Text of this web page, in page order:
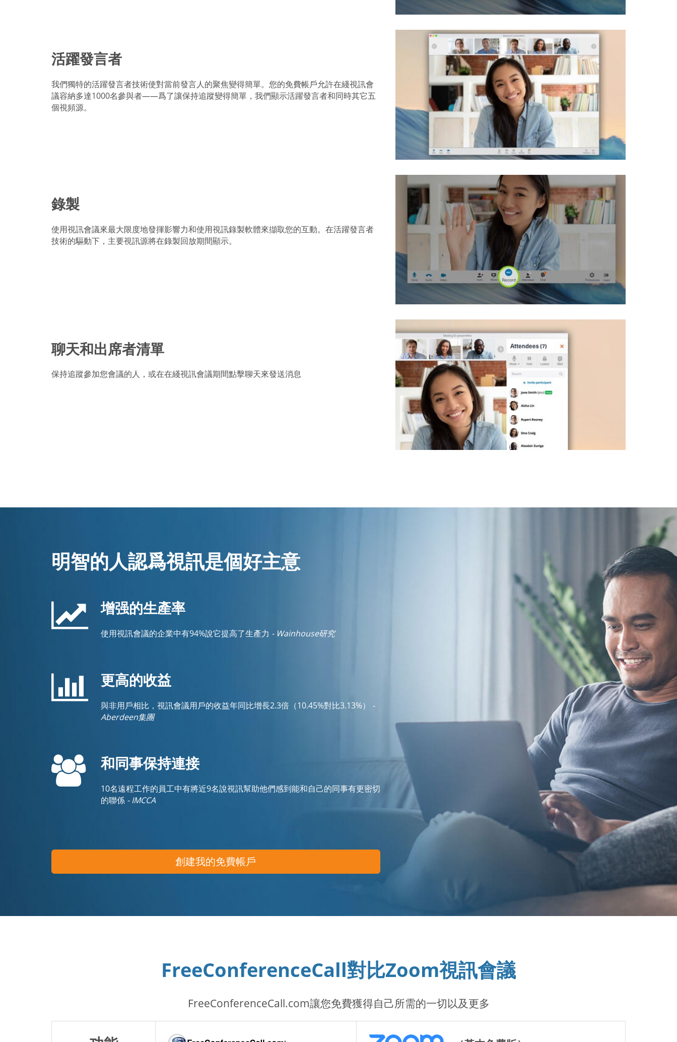
活躍發言者
我們獨特的活躍發言者技術使對當前發言人的聚焦變得簡單。您的免費帳戶允許在綫視訊會
議容納多達1000名參與者——爲了讓保持追蹤變得簡單，我們顯示活躍發言者和同時其它五
個視頻源。
錄製
使用視訊會議來最大限度地發揮影響力和使用視訊錄製軟體來擷取您的互動。在活躍發言者
技術的驅動下，主要視訊源將在錄製回放期間顯示。
聊天和出席者清單
保持追蹤參加您會議的人，或在在綫視訊會議期間點擊聊天來發送消息
明智的人認爲視訊是個好主意
增强的生產率
使用視訊會議的企業中有94%說它提高了生產力 - Wainhouse研究
更高的收益
與非用戶相比，視訊會議用戶的收益年同比增長2.3倍（10.45%對比3.13%）
-
Aberdeen集團
和同事保持連接
10名遠程工作的員工中有將近9名說視訊幫助他們感到能和自己的同事有更密切
的聯係- IMCCA
創建我的免費帳戶
FreeConferenceCall對比Zoom視訊會議
FreeConferenceCall.com讓您免費獲得自己所需的一切以及更多